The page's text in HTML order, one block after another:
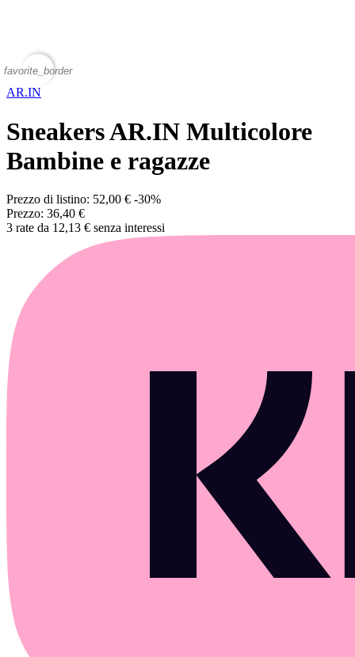
favorite_border
AR.IN
Sneakers AR.IN Multicolore
Bambine e ragazze
Prezzo di listino: 52,00 € -30%
Prezzo: 36,40 €
3 rate da 12,13 € senza interessi